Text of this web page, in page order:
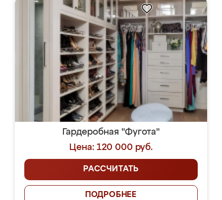
Гардеробная "Фугота"
Цена: 120 000 руб.
РАССЧИТАТЬ
ПОДРОБНЕЕ